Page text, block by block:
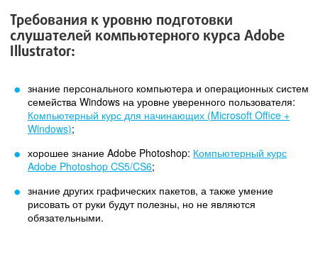
Требования к уровню подготовки
слушателей компьютерного курса Adobe
Illustrator:
знание персонального компьютера и операционных систем
семейства Windows на уровне уверенного пользователя:
Компьютерный курс для начинающих (Microsoft Office +
Windows);
хорошее знание Adobe Photoshop: Компьютерный курс
Adobe Photoshop CS5/CS6;
знание других графических пакетов, а также умение
рисовать от руки будут полезны, но не являются
обязательными.